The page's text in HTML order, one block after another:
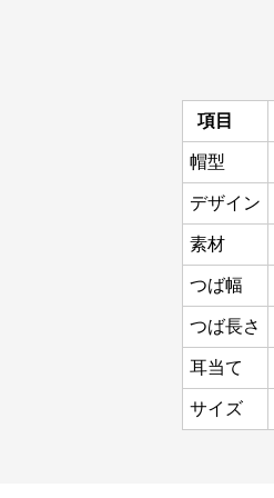
項目
帽型
デザイン
素材
つば幅
つば長さ
耳当て
サイズ